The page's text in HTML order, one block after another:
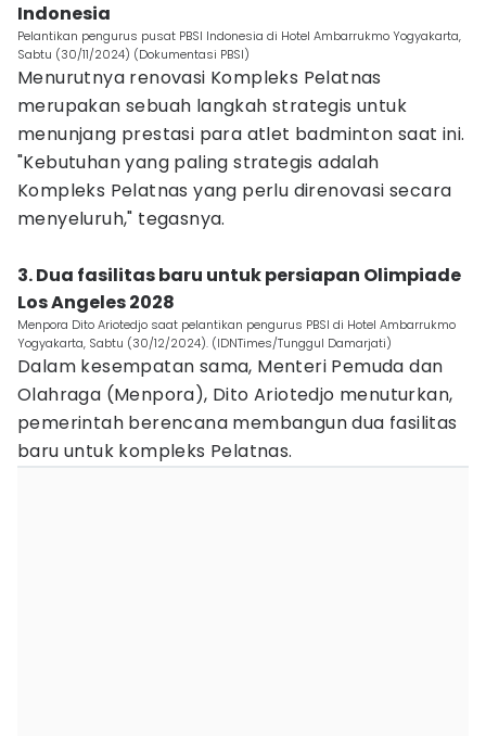
Indonesia
Pelantikan pengurus pusat PBSI Indonesia di Hotel Ambarrukmo Yogyakarta,
Sabtu (30/11/2024) (Dokumentasi PBSI)
Menurutnya renovasi Kompleks Pelatnas
merupakan sebuah langkah strategis untuk
menunjang prestasi para atlet badminton saat ini.
"Kebutuhan yang paling strategis adalah
Kompleks Pelatnas yang perlu direnovasi secara
menyeluruh," tegasnya.
3. Dua fasilitas baru untuk persiapan Olimpiade
Los Angeles 2028
Menpora Dito Ariotedjo saat pelantikan pengurus PBSI di Hotel Ambarrukmo
Yogyakarta, Sabtu (30/12/2024). (IDNTimes/Tunggul Damarjati)
Dalam kesempatan sama, Menteri Pemuda dan
Olahraga (Menpora), Dito Ariotedjo menuturkan,
pemerintah berencana membangun dua fasilitas
baru untuk kompleks Pelatnas.